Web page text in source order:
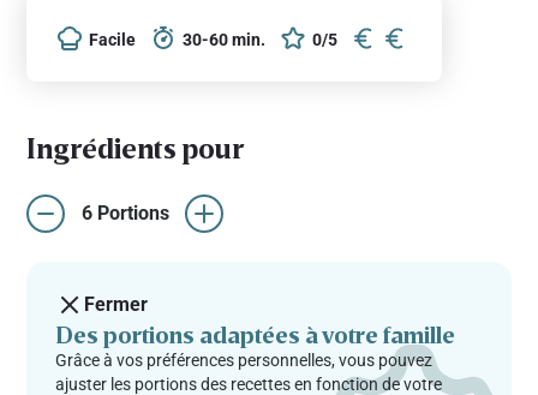
Facile 30-60 min. 0/5
Ingrédients pour
6 Portions
Fermer
Des portions adaptées à votre famille
Grâce à vos préférences personnelles, vous pouvez
ajuster les portions des recettes en fonction de votre